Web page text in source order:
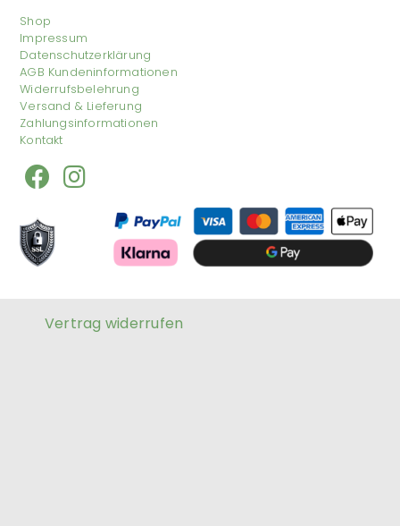
Shop
Impressum
Datenschutzerklärung
AGB Kundeninformationen
Widerrufsbelehrung
Versand & Lieferung
Zahlungsinformationen
Kontakt
Vertrag widerrufen